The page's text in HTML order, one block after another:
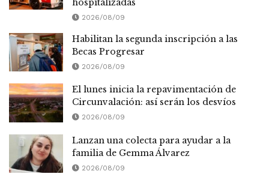
hospitalizadas
2026/08/09
Habilitan la segunda inscripción a las
Becas Progresar
2026/08/09
El lunes inicia la repavimentación de
Circunvalación: así serán los desvíos
2026/08/09
Lanzan una colecta para ayudar a la
familia de Gemma Álvarez
2026/08/09